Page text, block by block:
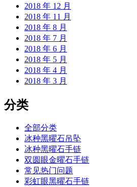
2018 年 12 月
2018 年 11 月
2018 年 8 月
2018 年 7 月
2018 年 6 月
2018 年 5 月
2018 年 4 月
2018 年 3 月
分类
全部分类
冰种黑曜石吊坠
冰种黑曜石手链
双圆眼金曜石手链
常见热门问题
彩虹眼黑曜石手链